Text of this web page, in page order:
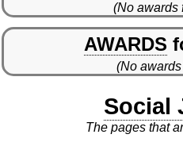
(No awards
AWARDS
(No
Social
The pages that